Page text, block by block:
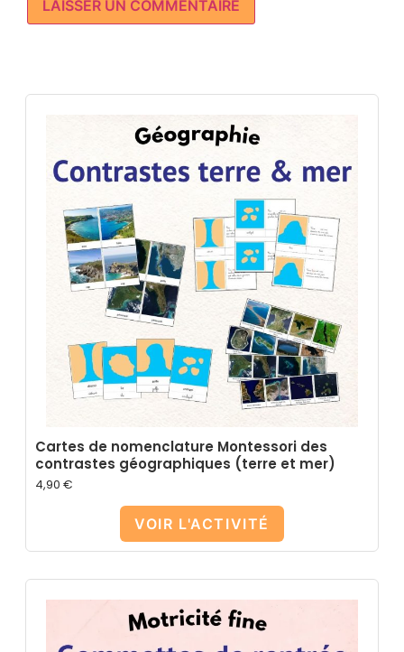
Cartes de nomenclature Montessori des
contrastes géographiques (terre et mer)
4,90 €
VOIR L'ACTIVITÉ